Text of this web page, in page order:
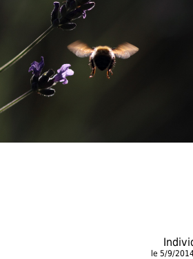
le 5/9/